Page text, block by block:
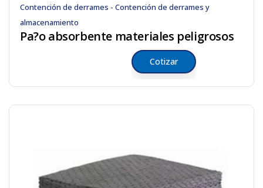
Contención de derrames - Contención de derrames y
almacenamiento
Pa?o absorbente materiales peligrosos
Cotizar